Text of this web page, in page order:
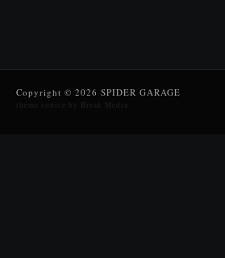
Copyright © 2026 SPIDER GARAGE
theme source by Break Media